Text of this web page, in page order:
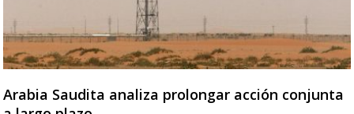
Arabia Saudita analiza prolongar acción conjunta